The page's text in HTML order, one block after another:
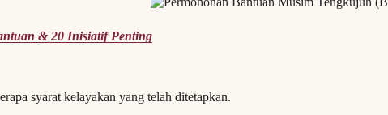
& 20 Inisiatif Penting
syarat kelayakan yang telah ditetapkan.